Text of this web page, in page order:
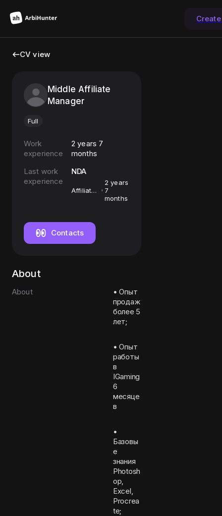
CV view
Middle Affiliate
Manager
Full
Work
experience
2 years 7
months
Last work
experience
NDA
Affiliate
2 years
7
months
Contacts
About
About
• Опыт
продаж
более 5
лет;
• Опыт
работы
в
IGaming
6
месяце
в
•
Базовы
е
знания
Photosh
op,
Excel,
Procrea
te;